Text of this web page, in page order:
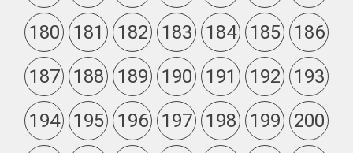
180
181 182 183 184 185
186
187
188 189 190 191 192
193
194
195 196 197 198 199
200